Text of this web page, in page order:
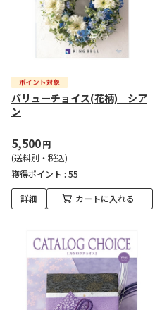
バリューチョイス(花柄) シア
ン
5,500円
(送料別・税込)
獲得ポイント : 55
詳細 カートに入れる